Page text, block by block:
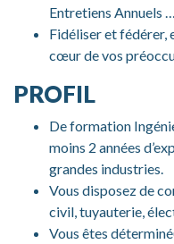
Entretiens Annuels …
Fidéliser et fédérer,
cœur de vos
PROFIL
De formation
moins 2 années
grandes industries.
Vous disposez de
civil, tuyauterie,
Vous êtes